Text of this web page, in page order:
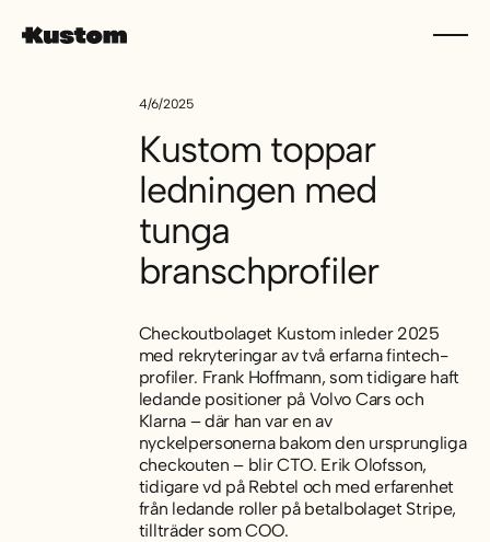
4/6/2025
Kustom toppar
ledningen med
tunga
branschprofiler
Checkoutbolaget Kustom inleder 2025
med rekryteringar av två erfarna fintech-
profiler. Frank Hoffmann, som tidigare haft
ledande positioner på Volvo Cars och
Klarna – där han var en av
nyckelpersonerna bakom den ursprungliga
checkouten – blir CTO. Erik Olofsson,
tidigare vd på Rebtel och med erfarenhet
från ledande roller på betalbolaget Stripe,
tillträder som COO.